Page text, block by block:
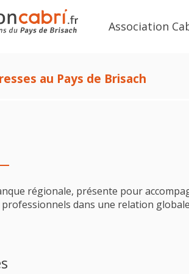
Association
au Pays de Brisach
régionale, présente pour
dans une relation